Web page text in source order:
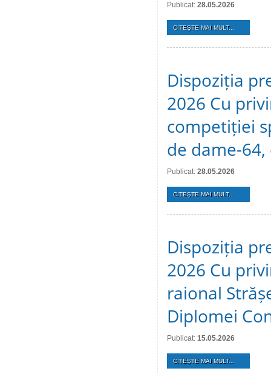
Publicat: 28.05.2026
CITEŞTE MAI MULT...
Dispoziția
2026 Cu
competiției
de dame-64,
Publicat: 28.05.2026
CITEŞTE MAI MULT...
Dispoziția
2026 Cu
raional
Diplomei
Publicat: 15.05.2026
CITEŞTE MAI MULT...